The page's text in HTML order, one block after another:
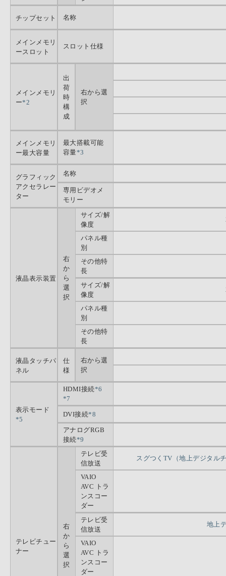
チップセット 名称
メインメモリ
ースロット
スロット仕様
メインメモリ
ー*2
出
荷
時
構
成
右から選
択
メインメモリ
ー最大容量
最大搭載可能
容量*3
グラフィック
アクセラレー
ター
名称
専用ビデオメ
モリー
液晶表示装置
右
か
ら
選
択
サイズ/解
像度
パネル種
別
その他特
長
サイズ/解
像度
パネル種
別
その他特
長
液晶タッチパ
ネル
仕
様
右から選
択
表示モード
*5
HDMI接続*6
*7
DVI接続*8
アナログRGB
接続*9
テレビチュー
ナー
右
か
ら
選
択
テレビ受
信放送
スグつくTV（地上デジタル
VAIO
AVC トラ
ンスコー
ダー
テレビ受
信放送
地上
VAIO
AVC トラ
ンスコー
ダー